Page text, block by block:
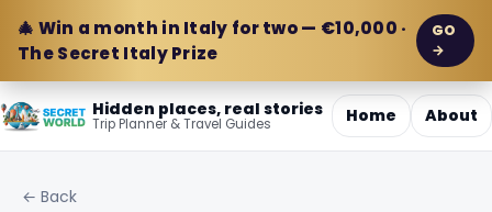
🎄 Win a month in Italy for two — €10,000 ·
The Secret Italy Prize
GO
→
Hidden places, real stories
Trip Planner & Travel Guides Home About
← Back